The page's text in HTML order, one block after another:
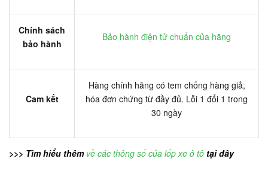
Chính sách
bảo hành
Bảo hành điện tử chuẩn của hãng
Cam kết
Hàng chính hãng có tem chống hàng giả,
hóa đơn chứng từ đầy đủ. Lỗi 1 đổi 1 trong
30 ngày
>>> Tìm hiểu thêm về các thông số của lốp xe ô tô tại đây